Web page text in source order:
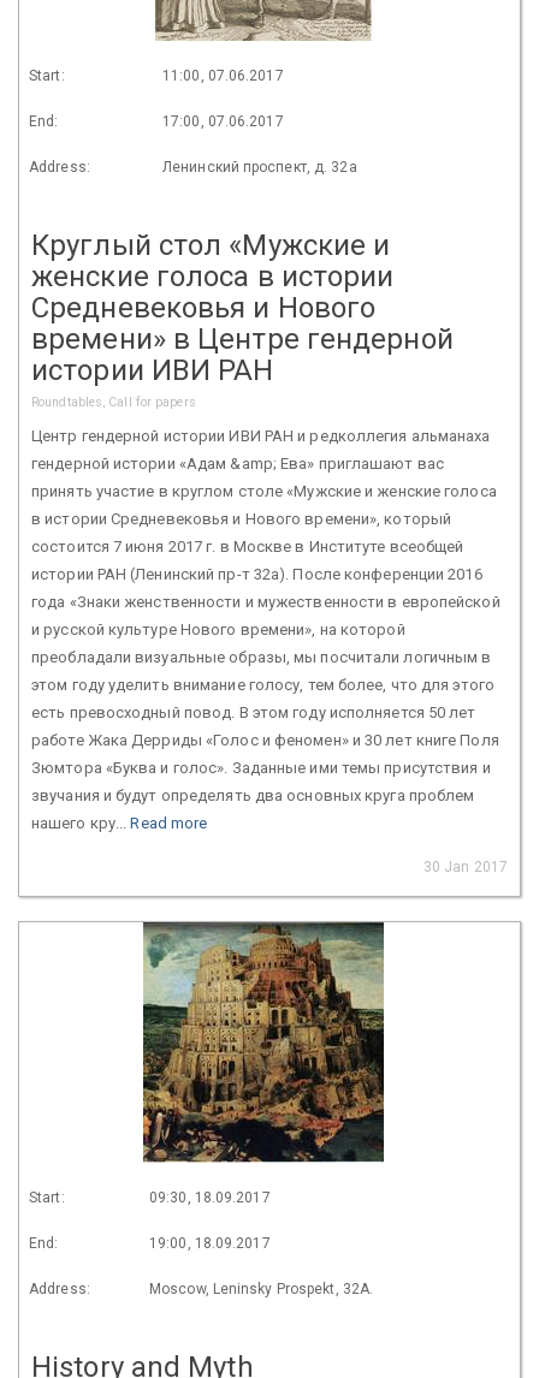
Start: 11:00, 07.06.2017
End: 17:00, 07.06.2017
Address: Ленинский проспект, д. 32а
Круглый стол «Мужские и
женские голоса в истории
Средневековья и Нового
времени» в Центре гендерной
истории ИВИ РАН
Roundtables, Call for papers
Центр гендерной истории ИВИ РАН и редколлегия альманаха
гендерной истории «Адам &amp; Ева» приглашают вас
принять участие в круглом столе «Мужские и женские голоса
в истории Средневековья и Нового времени», который
состоится 7 июня 2017 г. в Москве в Институте всеобщей
истории РАН (Ленинский пр-т 32а). После конференции 2016
года «Знаки женственности и мужественности в европейской
и русской культуре Нового времени», на которой
преобладали визуальные образы, мы посчитали логичным в
этом году уделить внимание голосу, тем более, что для этого
есть превосходный повод. В этом году исполняется 50 лет
работе Жака Дерриды «Голос и феномен» и 30 лет книге Поля
Зюмтора «Буква и голос». Заданные ими темы присутствия и
звучания и будут определять два основных круга проблем
нашего кру...Read more
30 Jan 2017
Start: 09:30, 18.09.2017
End: 19:00, 18.09.2017
Address: Moscow, Leninsky Prospekt, 32A.
History and Myth